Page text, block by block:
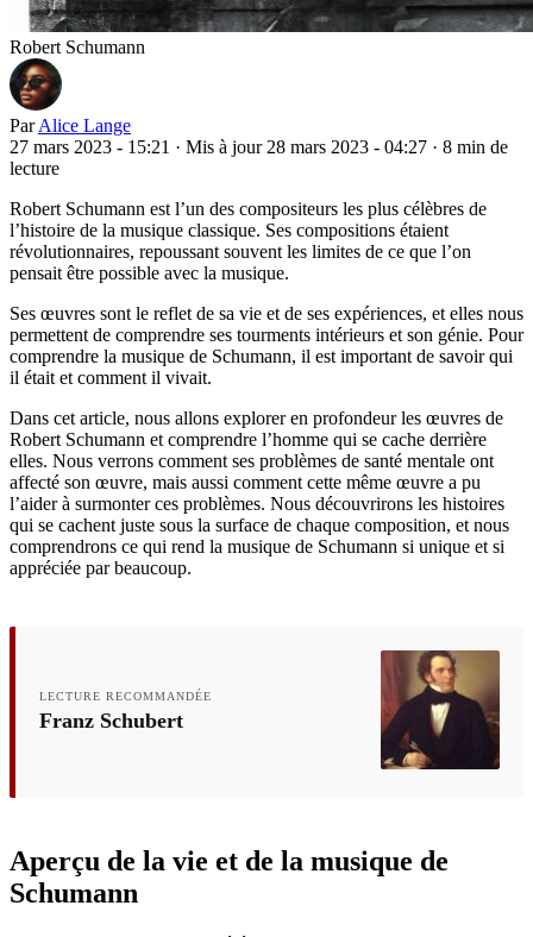
Robert Schumann
Par Alice Lange
27 mars 2023 - 15:21 · Mis à jour 28 mars 2023 - 04:27 · 8 min de
lecture
Robert Schumann est l’un des compositeurs les plus célèbres de
l’histoire de la musique classique. Ses compositions étaient
révolutionnaires, repoussant souvent les limites de ce que l’on
pensait être possible avec la musique.
Ses œuvres sont le reflet de sa vie et de ses expériences, et elles nous
permettent de comprendre ses tourments intérieurs et son génie. Pour
comprendre la musique de Schumann, il est important de savoir qui
il était et comment il vivait.
Dans cet article, nous allons explorer en profondeur les œuvres de
Robert Schumann et comprendre l’homme qui se cache derrière
elles. Nous verrons comment ses problèmes de santé mentale ont
affecté son œuvre, mais aussi comment cette même œuvre a pu
l’aider à surmonter ces problèmes. Nous découvrirons les histoires
qui se cachent juste sous la surface de chaque composition, et nous
comprendrons ce qui rend la musique de Schumann si unique et si
appréciée par beaucoup.
LECTURE RECOMMANDÉE
Franz Schubert
Aperçu de la vie et de la musique de
Schumann